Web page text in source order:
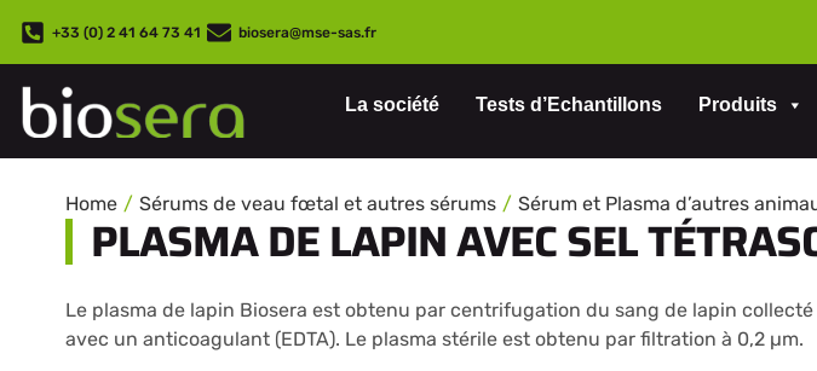
+33 (0) 2 41 64 73 41 biosera@mse-sas.fr
La société Tests d’Echantillons Produits
Home Sérums de veau fœtal et autres sérums Sérum et Plasma d’autres
PLASMA DE LAPIN AVEC SEL
Le plasma de lapin Biosera est obtenu par centrifugation du sang de lapin collecté
avec un anticoagulant (EDTA). Le plasma stérile est obtenu par filtration à 0,2 µm.